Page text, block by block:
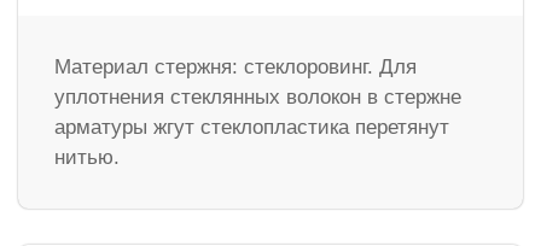
Материал стержня: стеклоровинг. Для
уплотнения стеклянных волокон в стержне
арматуры жгут стеклопластика перетянут
нитью.